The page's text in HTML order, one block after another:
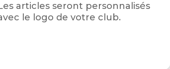
articles seront personnalisés
le logo de votre club.